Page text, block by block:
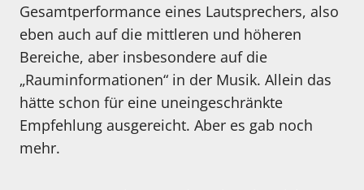
Gesamtperformance eines Lautsprechers, also
eben auch auf die mittleren und höheren
Bereiche, aber insbesondere auf die
„Rauminformationen“ in der Musik. Allein das
hätte schon für eine uneingeschränkte
Empfehlung ausgereicht. Aber es gab noch
mehr.